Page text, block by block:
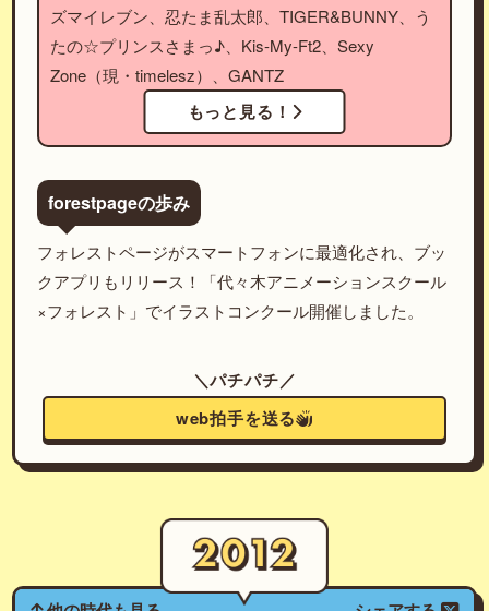
ズマイレブン、忍たま乱太郎、TIGER&BUNNY、う
たの☆プリンスさまっ♪、Kis-My-Ft2、Sexy
Zone（現・timelesz）、GANTZ
もっと見る！
forestpageの歩み
フォレストページがスマートフォンに最適化され、ブッ
クアプリもリリース！「代々木アニメーションスクール
×フォレスト」でイラストコンクール開催しました。
＼パチパチ／
web拍手を送る